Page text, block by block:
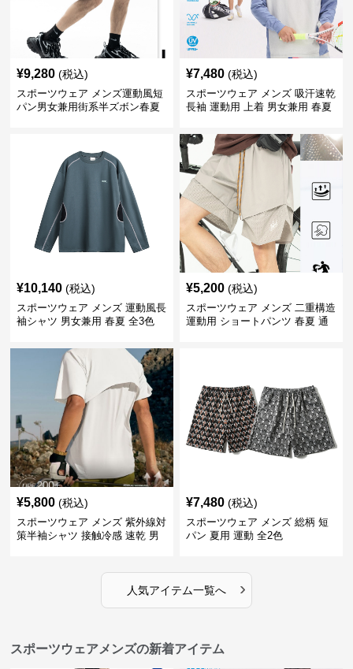
¥9,280 (税込)
スポーツウェア メンズ運動風短
パン男女兼用街系半ズボン春夏
¥7,480 (税込)
スポーツウェア メンズ 吸汗速乾
長袖 運動用 上着 男女兼用 春夏
¥10,140 (税込)
スポーツウェア メンズ 運動風長
袖シャツ 男女兼用 春夏 全3色
¥5,200 (税込)
スポーツウェア メンズ 二重構造
運動用 ショートパンツ 春夏 通
¥5,800 (税込)
スポーツウェア メンズ 紫外線対
策半袖シャツ 接触冷感 速乾 男
¥7,480 (税込)
スポーツウェア メンズ 総柄 短
パン 夏用 運動 全2色
人気アイテム一覧へ ›
スポーツウェアメンズの新着アイテム